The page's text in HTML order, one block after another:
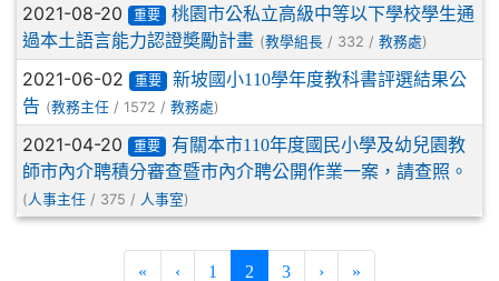
2021-08-20 重要
桃園市公私立高級中等以下學校學生通
過本土語言能力認證奬勵計畫 (教學組長 / 332 / 教務處)
2021-06-02 重要
新坡國小110學年度教科書評選結果公
告 (教務主任 / 1572 / 教務處)
2021-04-20 重要
有關本市110年度國民小學及幼兒園教
師市內介聘積分審查暨市內介聘公開作業一案，請查照。
( 人事主任 / 375 / 人事室)
« ‹ 1 2 (current)
3 › »